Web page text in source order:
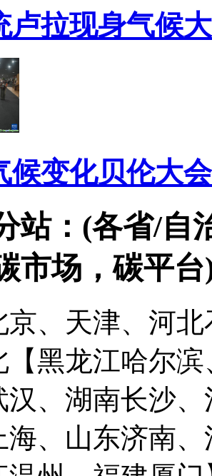
卢拉现身气候
候变化贝伦大
站：(各省/自
市场，碳平台
京、天津、河
【黑龙江哈尔
汉、湖南长沙
海、山东济南